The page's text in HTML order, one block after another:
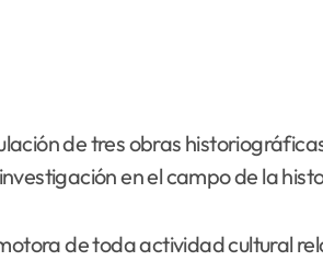
de tres obras
en el campo de la
de toda actividad cultural